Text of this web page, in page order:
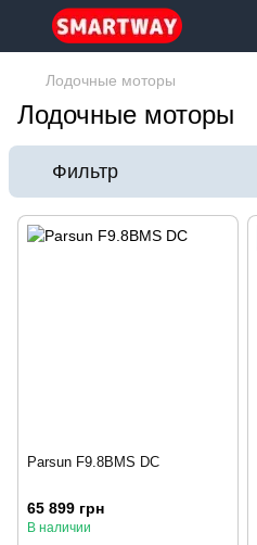
Лодочные моторы
Лодочные моторы
Фильтр
Parsun F9.8BMS DC
65 899 грн
В наличии